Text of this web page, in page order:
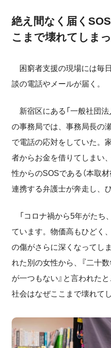
絶え間なく届く
こまで壊れてしま
困窮者支援の現場には毎
談の電話やメールが届く。
新宿区にある「一般社団法
の事務局では、事務局長の
で電話の応対をしていた。
者からお金を借りてしまい
性からのSOSである（本取
連携する弁護士が奔走し、ひ
「コロナ禍から5年がたち
ています。物価高もひどく
の傷がさらに深くなってしま
れた別の女性から、『二十
が一つもない』と言われた
社会はなぜここまで壊れて